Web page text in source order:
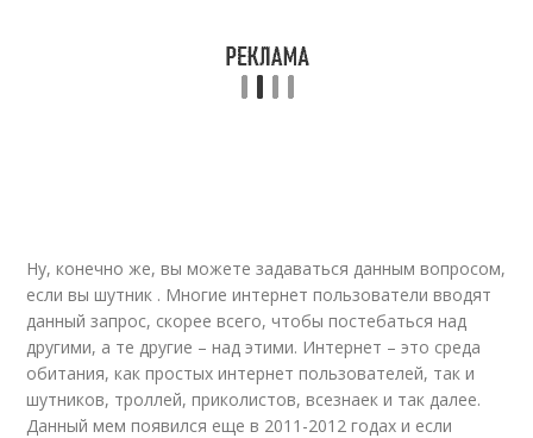
Ну, конечно же, вы можете задаваться данным вопросом,
если вы шутник . Многие интернет пользователи вводят
данный запрос, скорее всего, чтобы постебаться над
другими, а те другие – над этими. Интернет – это среда
обитания, как простых интернет пользователей, так и
шутников, троллей, приколистов, всезнаек и так далее.
Данный мем появился еще в 2011-2012 годах и если